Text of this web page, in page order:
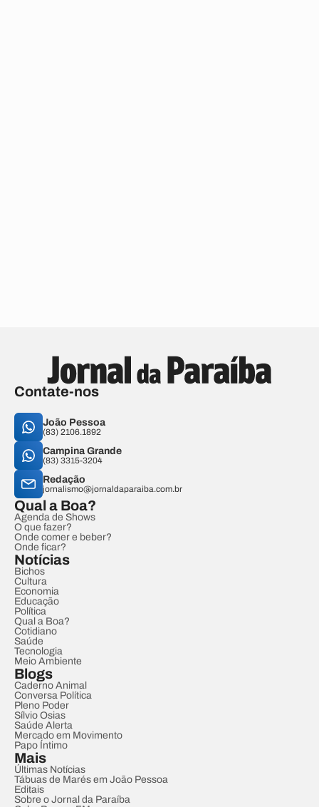
Contate-nos
João Pessoa
(83) 2106.1892
Campina Grande
(83) 3315-3204
Redação
jornalismo@jornaldaparaiba.com.br
Qual a Boa?
Agenda de Shows
O que fazer?
Onde comer e beber?
Onde ficar?
Notícias
Bichos
Cultura
Economia
Educação
Política
Qual a Boa?
Cotidiano
Saúde
Tecnologia
Meio Ambiente
Blogs
Caderno Animal
Conversa Política
Pleno Poder
Sílvio Osias
Saúde Alerta
Mercado em Movimento
Papo Íntimo
Mais
Últimas Notícias
Tábuas de Marés em João Pessoa
Editais
Sobre o Jornal da Paraíba